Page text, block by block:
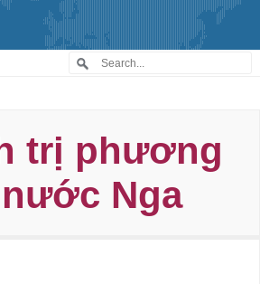
trị phương
Nga